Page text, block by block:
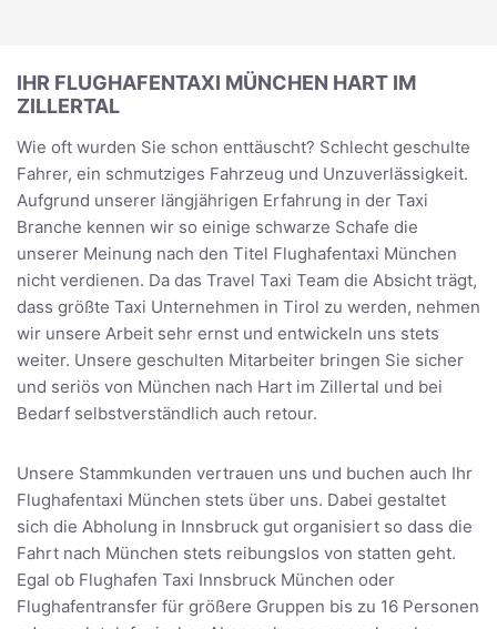
IHR FLUGHAFENTAXI MÜNCHEN HART IM
ZILLERTAL
Wie oft wurden Sie schon enttäuscht? Schlecht geschulte
Fahrer, ein schmutziges Fahrzeug und Unzuverlässigkeit.
Aufgrund unserer längjährigen Erfahrung in der Taxi
Branche kennen wir so einige schwarze Schafe die
unserer Meinung nach den Titel Flughafentaxi München
nicht verdienen. Da das Travel Taxi Team die Absicht trägt,
dass größte Taxi Unternehmen in Tirol zu werden, nehmen
wir unsere Arbeit sehr ernst und entwickeln uns stets
weiter. Unsere geschulten Mitarbeiter bringen Sie sicher
und seriös von München nach Hart im Zillertal und bei
Bedarf selbstverständlich auch retour.
Unsere Stammkunden vertrauen uns und buchen auch Ihr
Flughafentaxi München stets über uns. Dabei gestaltet
sich die Abholung in Innsbruck gut organisiert so dass die
Fahrt nach München stets reibungslos von statten geht.
Egal ob Flughafen Taxi Innsbruck München oder
Flughafentransfer für größere Gruppen bis zu 16 Personen